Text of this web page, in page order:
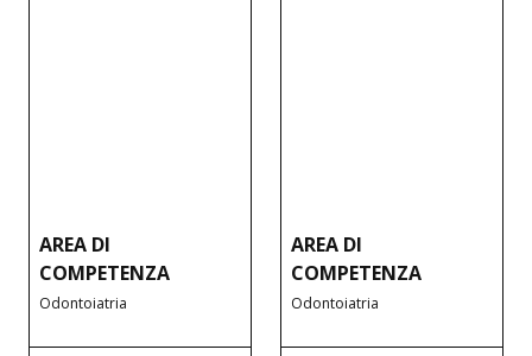
AREA DI
COMPETENZA
Odontoiatria
AREA DI
COMPETENZA
Odontoiatria